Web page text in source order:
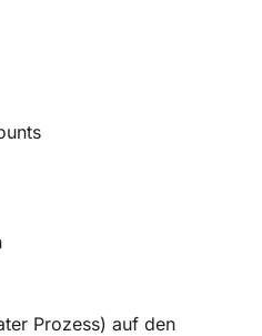
Prozess) auf den